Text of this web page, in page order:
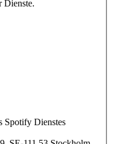
Dienste.
Spotify Dienstes